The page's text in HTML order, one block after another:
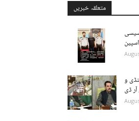
متعلقہ خبریں
و